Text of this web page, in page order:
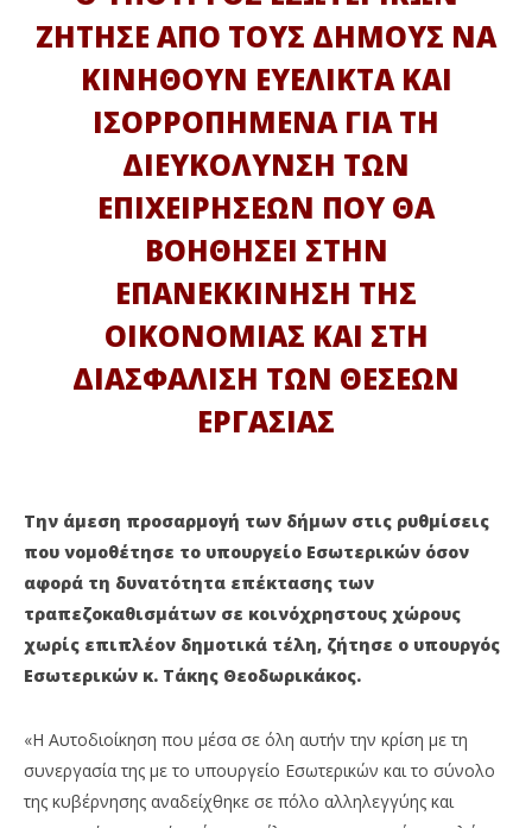
ΔΙΑΒΑΖΕΤΕ ΤΩΡΑ
ΔΗΜΟΥΣ ΟΙ ΡΥΘΜΙΣΕΙΣ ΓΙΑ ΤΑ ΤΡΑΠΕΖΟΚΑΘΙΣΜΑΤΑ
Μαΐου
ΖΗΤΗΣΕ ΑΠΟ ΤΟΥΣ ΔΗΜΟΥΣ ΝΑ
ΚΙΝΗΘΟΥΝ ΕΥΕΛΙΚΤΑ ΚΑΙ
ΙΣΟΡΡΟΠΗΜΕΝΑ ΓΙΑ ΤΗ
ΔΙΕΥΚΟΛΥΝΣΗ ΤΩΝ
ΕΠΙΧΕΙΡΗΣΕΩΝ ΠΟΥ ΘΑ
ΒΟΗΘΗΣΕΙ ΣΤΗΝ
ΕΠΑΝΕΚΚΙΝΗΣΗ ΤΗΣ
ΟΙΚΟΝΟΜΙΑΣ ΚΑΙ ΣΤΗ
ΔΙΑΣΦΑΛΙΣΗ ΤΩΝ ΘΕΣΕΩΝ
ΕΡΓΑΣΙΑΣ
Την άμεση προσαρμογή των δήμων στις ρυθμίσεις
που νομοθέτησε το υπουργείο Εσωτερικών όσον
αφορά τη δυνατότητα επέκτασης των
τραπεζοκαθισμάτων σε κοινόχρηστους χώρους
χωρίς επιπλέον δημοτικά τέλη, ζήτησε ο υπουργός
Εσωτερικών κ. Τάκης Θεοδωρικάκος.
«Η Αυτοδιοίκηση που μέσα σε όλη αυτήν την κρίση με τη
συνεργασία της με το υπουργείο Εσωτερικών και το σύνολο
της κυβέρνησης αναδείχθηκε σε πόλο αλληλεγγύης και